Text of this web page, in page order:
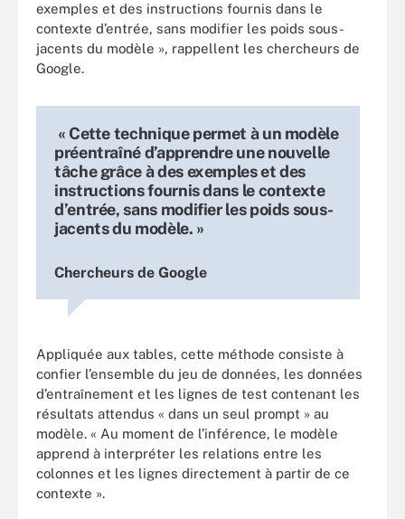
exemples et des instructions fournis dans le
contexte d’entrée, sans modifier les poids sous-
jacents du modèle », rappellent les chercheurs de
Google.
« Cette technique permet à un modèle
préentraîné d’apprendre une nouvelle
tâche grâce à des exemples et des
instructions fournis dans le contexte
d’entrée, sans modifier les poids sous-
jacents du modèle. »
Chercheurs de Google
Appliquée aux tables, cette méthode consiste à
confier l’ensemble du jeu de données, les données
d’entraînement et les lignes de test contenant les
résultats attendus « dans un seul prompt » au
modèle. « Au moment de l’inférence, le modèle
apprend à interpréter les relations entre les
colonnes et les lignes directement à partir de ce
contexte ».